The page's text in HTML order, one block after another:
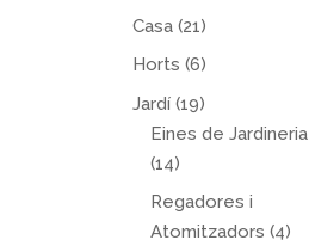
Casa (21)
Horts (6)
Jardí (19)
Eines de Jardineria
(14)
Regadores i
Atomitzadors (4)